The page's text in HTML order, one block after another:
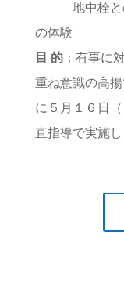
地中栓との
の体験
目 的：有事に
重ね意識の高
に５月１６日
直指導で実施し